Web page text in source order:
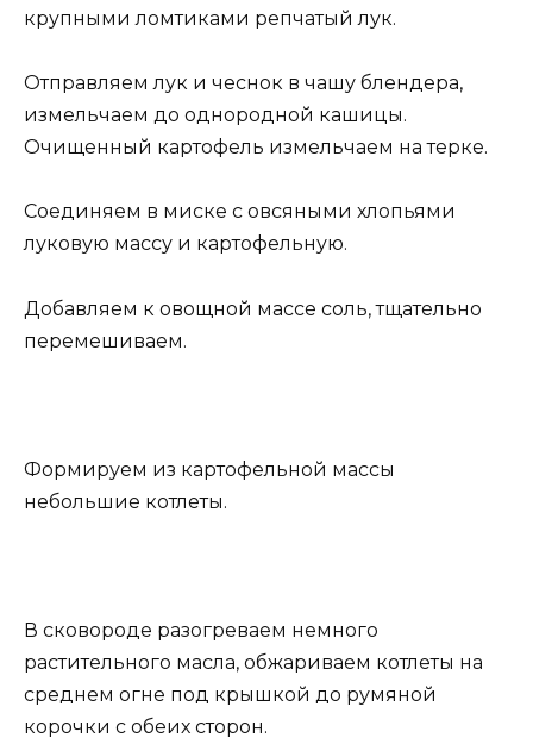
крупными ломтиками репчатый лук.
Отправляем лук и чеснок в чашу блендера,
измельчаем до однородной кашицы.
Очищенный картофель измельчаем на терке.
Соединяем в миске с овсяными хлопьями
луковую массу и картофельную.
Добавляем к овощной массе соль, тщательно
перемешиваем.
Формируем из картофельной массы
небольшие котлеты.
В сковороде разогреваем немного
растительного масла, обжариваем котлеты на
среднем огне под крышкой до румяной
корочки с обеих сторон.